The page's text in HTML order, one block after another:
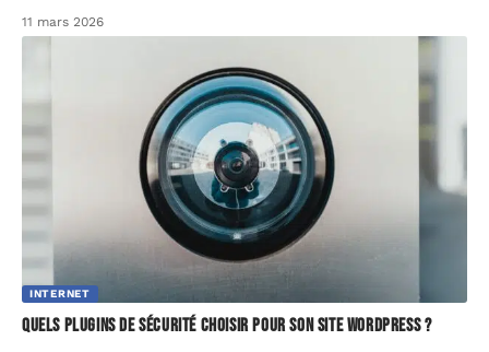
11 mars 2026
INTERNET
Quels plugins de sécurité choisir pour son site WordPress ?